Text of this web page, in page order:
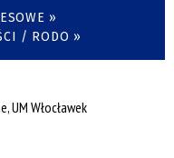
»
/ RODO »
UM Włocławek